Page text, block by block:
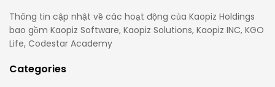
Thông tin cập nhật về các hoạt động của Kaopiz Holdings
bao gồm Kaopiz Software, Kaopiz Solutions, Kaopiz INC, KGO
Life, Codestar Academy
Categories